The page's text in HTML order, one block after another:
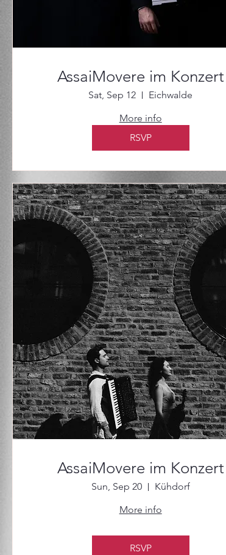
AssaiMovere im Konzert
Sat, Sep 12
Eichwalde
More info
RSVP
AssaiMovere im Konzert
Sun, Sep 20
Kühdorf
More info
RSVP